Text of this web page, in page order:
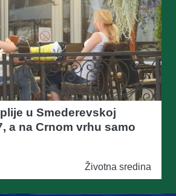
u Smederevskoj
a na Crnom vrhu samo
Životna sredina